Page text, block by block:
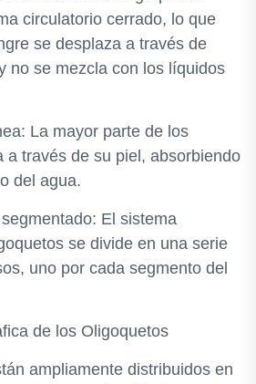
circulatorio cerrado, lo que
se desplaza a través de
no se mezcla con los líquidos
La mayor parte de los
a través de su piel, absorbiendo
del agua.
El sistema
se divide en una serie
uno por cada segmento del
de los Oligoquetos
ampliamente distribuidos en